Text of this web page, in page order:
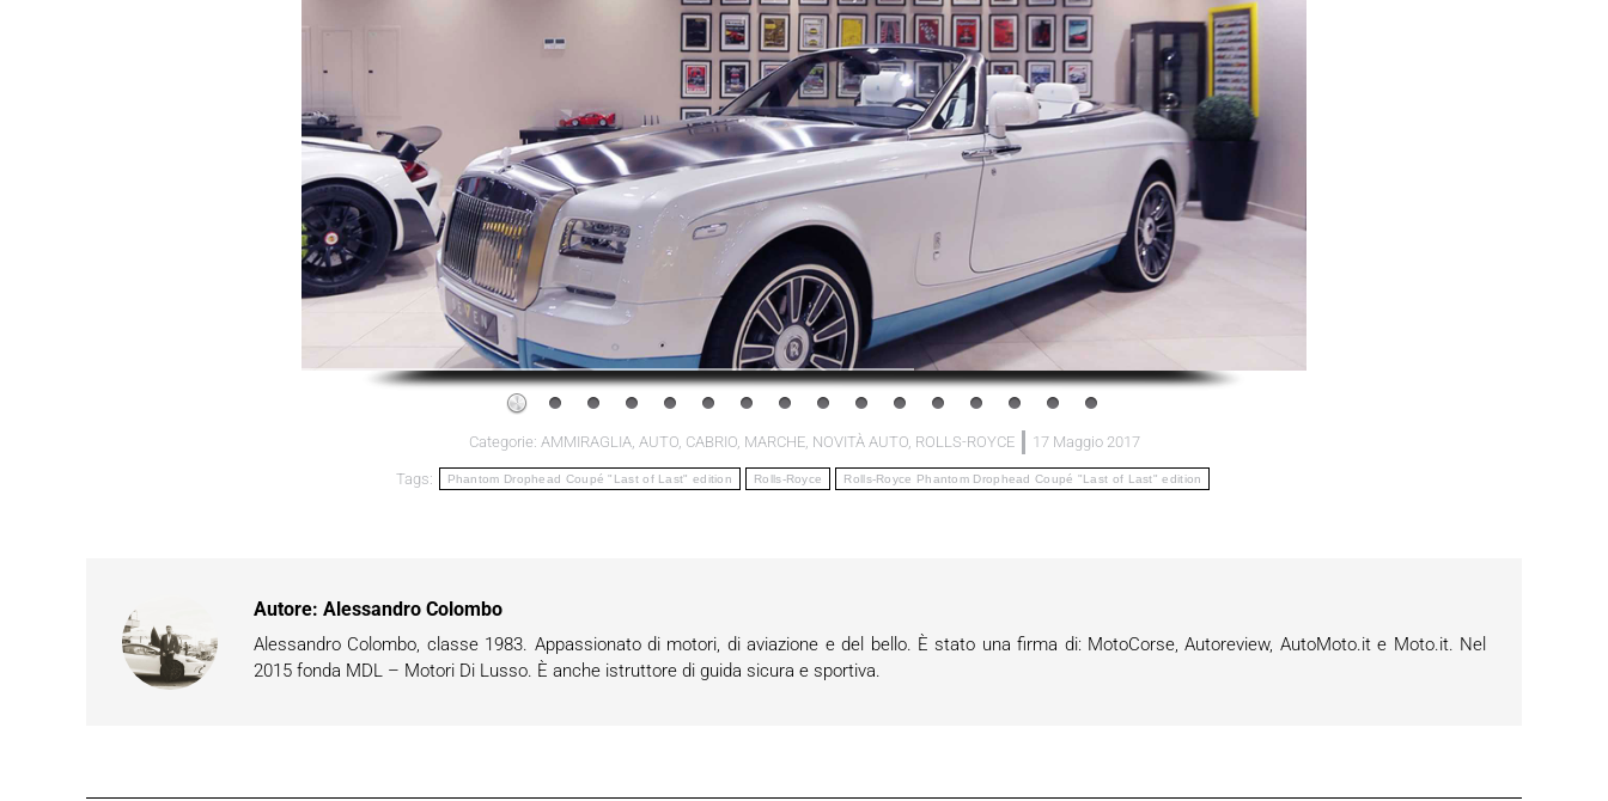
Categorie: AMMIRAGLIA, AUTO, CABRIO, MARCHE, NOVITÀ AUTO, ROLLS-ROYCE 17 Maggio 2017
Tags: Phantom Drophead Coupé "Last of Last" edition Rolls-Royce Rolls-Royce Phantom Drophead Coupé "Last of Last" edition
Autore: Alessandro Colombo
Alessandro Colombo, classe 1983. Appassionato di motori, di aviazione e del bello. È stato una firma di: MotoCorse, Autoreview, AutoMoto.it e Moto.it. Nel
2015 fonda MDL – Motori Di Lusso. È anche istruttore di guida sicura e sportiva.